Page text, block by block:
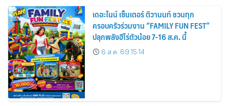
เดอะไนน์ เซ็นเตอร์ ติวานนท์ ชวนทุก
ครอบครัวร่วมงาน “FAMILY FUN FEST”
ปลุกพลังฮีโร่ตัวน้อย 7-16 ส.ค. นี้
6 ส.ค. 69 15:14